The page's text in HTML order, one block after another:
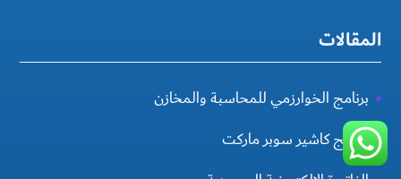
المقالات
برنامج الخوارزمي للمحاسبة والمخازن
برنامج كاشير سوبر ماركت